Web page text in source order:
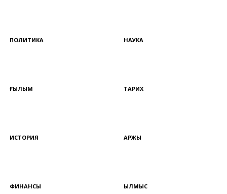
ПОЛИТИКА НАУКА
ҒЫЛЫМ ТАРИХ
ИСТОРИЯ ҚАРЖЫ
ФИНАНСЫ ҚЫЛМЫС